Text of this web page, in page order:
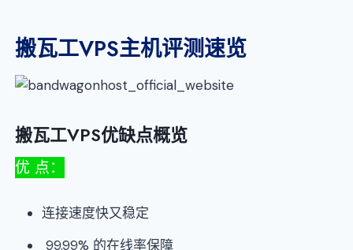
搬瓦工VPS主机评测速览
搬瓦工VPS优缺点概览
优 点：
连接速度快又稳定
99.99% 的在线率保障